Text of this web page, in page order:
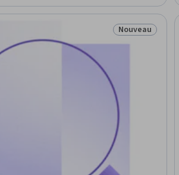
Statut : Nouveau
Nouveau